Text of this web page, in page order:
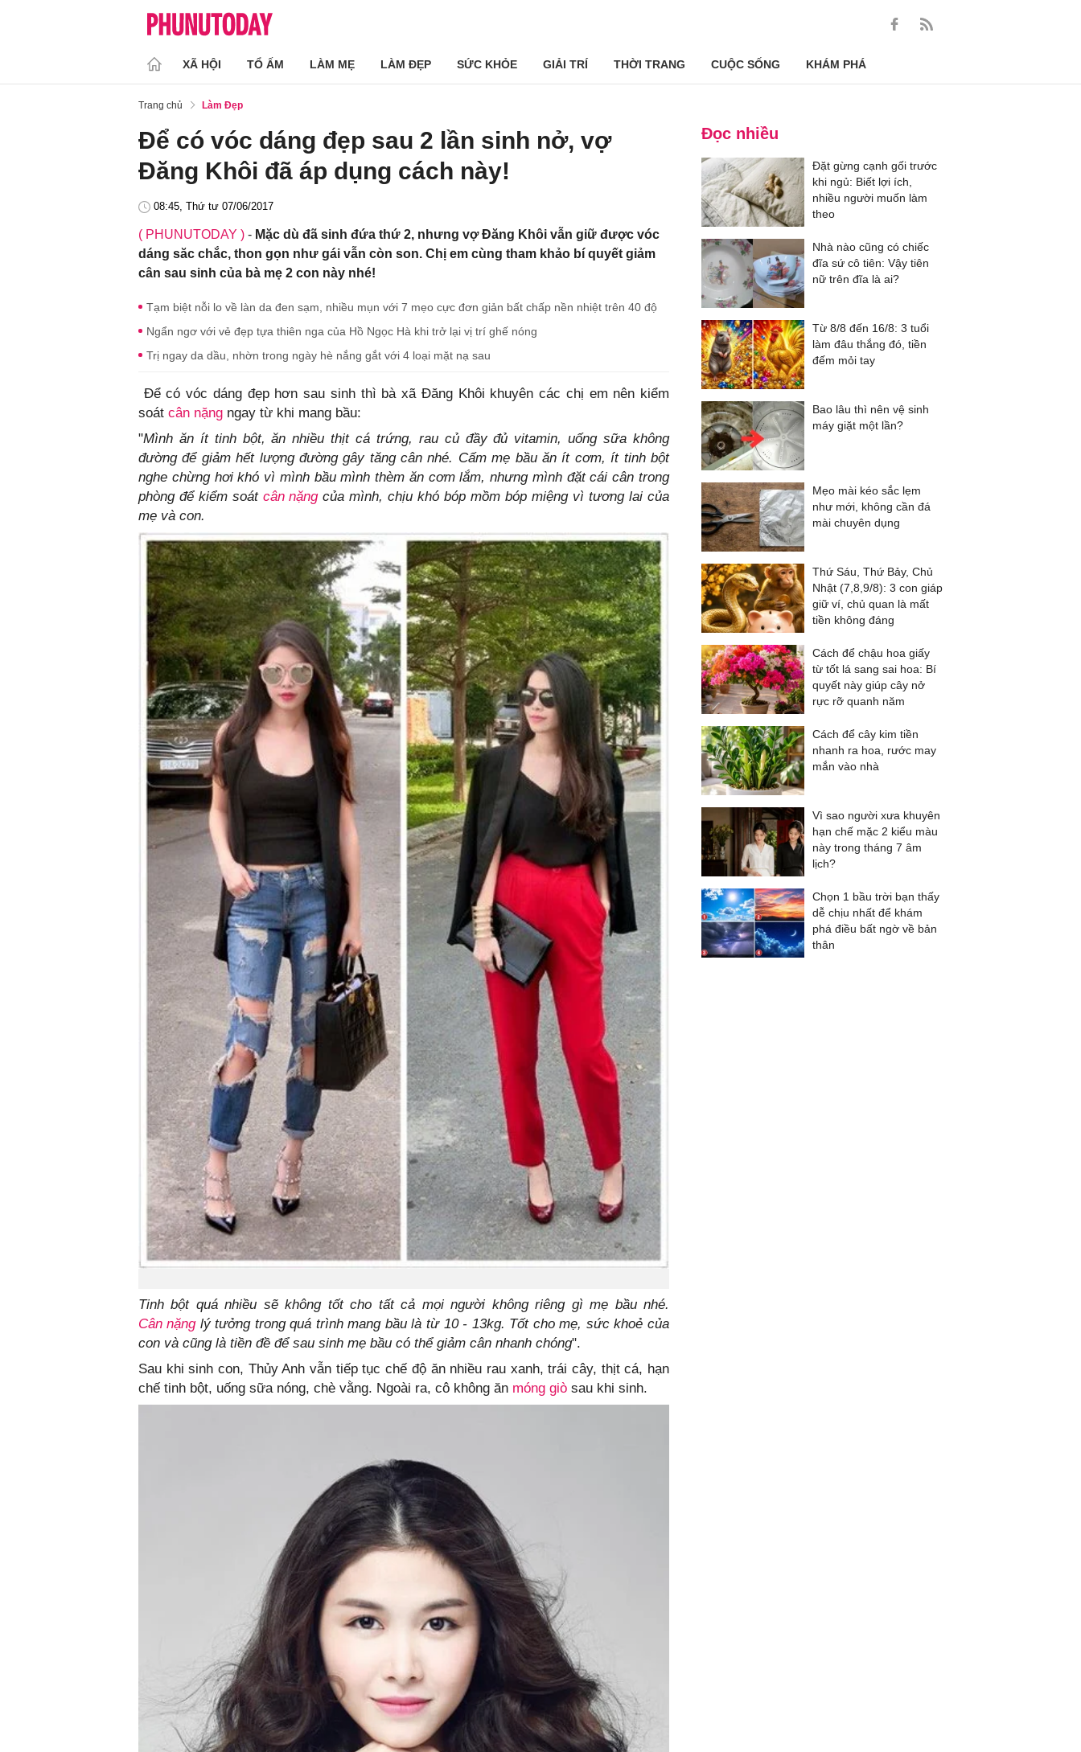
XÃ HỘI TỔ ẤM LÀM MẸ LÀM ĐẸP SỨC KHỎE GIẢI TRÍ THỜI TRANG CUỘC SỐNG KHÁM PHÁ
Trang chủ Làm Đẹp
Để có vóc dáng đẹp sau 2 lần sinh nở, vợ
Đăng Khôi đã áp dụng cách này!
08:45, Thứ tư 07/06/2017
( PHUNUTODAY ) - Mặc dù đã sinh đứa thứ 2, nhưng vợ Đăng Khôi vẫn giữ được vóc
dáng săc chắc, thon gọn như gái vẫn còn son. Chị em cùng tham khảo bí quyết giảm
cân sau sinh của bà mẹ 2 con này nhé!
Tạm biệt nỗi lo về làn da đen sạm, nhiều mụn với 7 mẹo cực đơn giản bất chấp nền nhiệt trên 40 độ
Ngẩn ngơ với vẻ đẹp tựa thiên nga của Hồ Ngọc Hà khi trở lại vị trí ghế nóng
Trị ngay da dầu, nhờn trong ngày hè nắng gắt với 4 loại mặt nạ sau
Để có vóc dáng đẹp hơn sau sinh thì bà xã Đăng Khôi khuyên các chị em nên kiểm
soát cân nặng ngay từ khi mang bầu:
"Mình ăn ít tinh bột, ăn nhiều thịt cá trứng, rau củ đầy đủ vitamin, uống sữa không
đường để giảm hết lượng đường gây tăng cân nhé. Cấm mẹ bầu ăn ít cơm, ít tinh bột
nghe chừng hơi khó vì mình bầu mình thèm ăn cơm lắm, nhưng mình đặt cái cân trong
phòng để kiểm soát cân nặngcủa mình, chịu khó bóp mồm bóp miệng vì tương lai của
mẹ và con.
Tinh bột quá nhiều sẽ không tốt cho tất cả mọi người không riêng gì mẹ bầu nhé.
Cân nặnglý tưởng trong quá trình mang bầu là từ 10 - 13kg. Tốt cho mẹ, sức khoẻ của
con và cũng là tiền đề để sau sinh mẹ bầu có thể giảm cân nhanh chóng".
Sau khi sinh con, Thủy Anh vẫn tiếp tục chế độ ăn nhiều rau xanh, trái cây, thịt cá, hạn
chế tinh bột, uống sữa nóng, chè vằng. Ngoài ra, cô không ăn móng giò sau khi sinh.
Đọc nhiều
Đặt gừng cạnh gối trước
khi ngủ: Biết lợi ích,
nhiều người muốn làm
theo
Nhà nào cũng có chiếc
đĩa sứ cô tiên: Vậy tiên
nữ trên đĩa là ai?
Từ 8/8 đến 16/8: 3 tuổi
làm đâu thắng đó, tiền
đếm mỏi tay
Bao lâu thì nên vệ sinh
máy giặt một lần?
Mẹo mài kéo sắc lẹm
như mới, không cần đá
mài chuyên dụng
Thứ Sáu, Thứ Bảy, Chủ
Nhật (7,8,9/8): 3 con giáp
giữ ví, chủ quan là mất
tiền không đáng
Cách để chậu hoa giấy
từ tốt lá sang sai hoa: Bí
quyết này giúp cây nở
rực rỡ quanh năm
Cách để cây kim tiền
nhanh ra hoa, rước may
mắn vào nhà
Vì sao người xưa khuyên
hạn chế mặc 2 kiểu màu
này trong tháng 7 âm
lịch?
Chọn 1 bầu trời bạn thấy
dễ chịu nhất để khám
phá điều bất ngờ về bản
thân